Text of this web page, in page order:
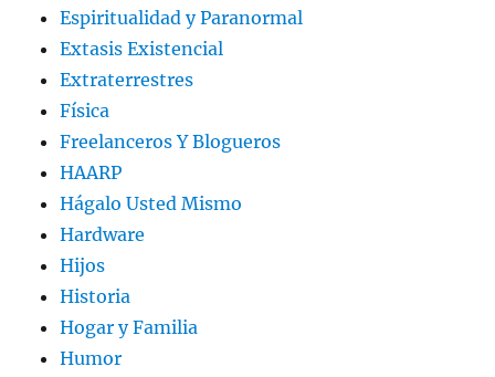
Espiritualidad y Paranormal
Extasis Existencial
Extraterrestres
Física
Freelanceros Y Blogueros
HAARP
Hágalo Usted Mismo
Hardware
Hijos
Historia
Hogar y Familia
Humor